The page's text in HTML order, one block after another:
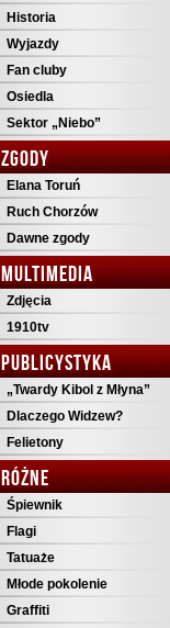
Historia
Wyjazdy
Fan cluby
Osiedla
Sektor „Niebo”
ZGODY
Elana Toruń
Ruch Chorzów
Dawne zgody
MULTIMEDIA
Zdjęcia
1910tv
PUBLICYSTYKA
„Twardy Kibol z Młyna”
Dlaczego Widzew?
Felietony
RÓŻNE
Śpiewnik
Flagi
Tatuaże
Młode pokolenie
Graffiti